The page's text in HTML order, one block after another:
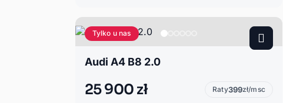
Tylko u nas
Audi A4 B8 2.0
25 900 zł Raty399zł/msc